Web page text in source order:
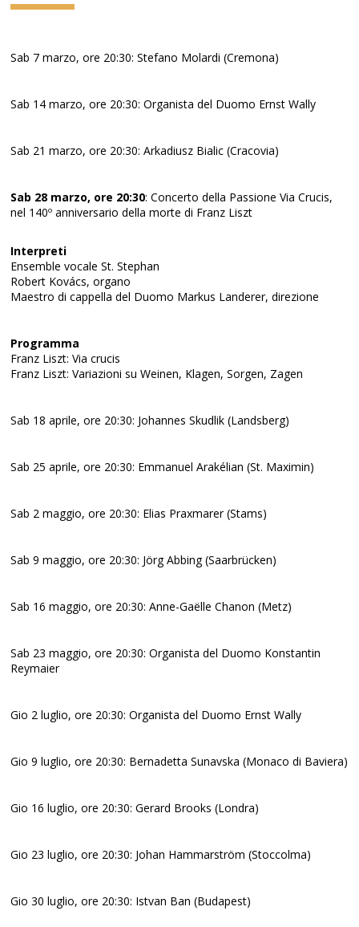
Sab 7 marzo, ore 20:30: Stefano Molardi (Cremona)
Sab 14 marzo, ore 20:30: Organista del Duomo Ernst Wally
Sab 21 marzo, ore 20:30: Arkadiusz Bialic (Cracovia)
Sab 28 marzo, ore 20:30: Concerto della Passione Via Crucis,
nel 140º anniversario della morte di Franz Liszt
Interpreti
Ensemble vocale St. Stephan
Robert Kovács, organo
Maestro di cappella del Duomo Markus Landerer, direzione
Programma
Franz Liszt: Via crucis
Franz Liszt: Variazioni su Weinen, Klagen, Sorgen, Zagen
Sab 18 aprile, ore 20:30: Johannes Skudlik (Landsberg)
Sab 25 aprile, ore 20:30: Emmanuel Arakélian (St. Maximin)
Sab 2 maggio, ore 20:30: Elias Praxmarer (Stams)
Sab 9 maggio, ore 20:30: Jörg Abbing (Saarbrücken)
Sab 16 maggio, ore 20:30: Anne-Gaëlle Chanon (Metz)
Sab 23 maggio, ore 20:30: Organista del Duomo Konstantin
Reymaier
Gio 2 luglio, ore 20:30: Organista del Duomo Ernst Wally
Gio 9 luglio, ore 20:30: Bernadetta Sunavska (Monaco di Baviera)
Gio 16 luglio, ore 20:30: Gerard Brooks (Londra)
Gio 23 luglio, ore 20:30: Johan Hammarström (Stoccolma)
Gio 30 luglio, ore 20:30: Istvan Ban (Budapest)